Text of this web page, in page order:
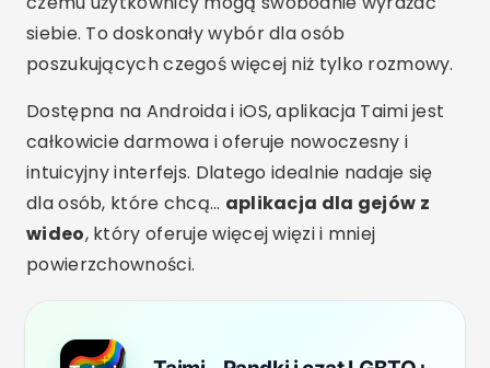
siebie. To doskonały wybór dla osób
poszukujących czegoś więcej niż tylko rozmowy.
Dostępna na Androida i iOS, aplikacja Taimi jest
całkowicie darmowa i oferuje nowoczesny i
intuicyjny interfejs. Dlatego idealnie nadaje się
dla osób, które chcą… aplikacja dla gejów z
wideo, który oferuje więcej więzi i mniej
powierzchowności.